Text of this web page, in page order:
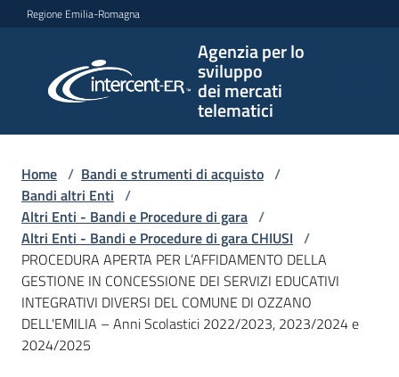
Vai al contenuto
Vai alla navigazione
Vai al footer
Regione Emilia-Romagna
Agenzia per lo
sviluppo
dei mercati
telematici
per lo
sviluppo
telematici
L'Agenzia
Bandi
e
Home / Bandi e strumenti di acquisto /
Bandi altri Enti /
Altri Enti - Bandi e Procedure di gara /
Altri Enti - Bandi e Procedure di gara CHIUSI /
PROCEDURA APERTA PER L’AFFIDAMENTO DELLA
GESTIONE IN CONCESSIONE DEI SERVIZI EDUCATIVI
INTEGRATIVI DIVERSI DEL COMUNE DI OZZANO
DELL'EMILIA – Anni Scolastici 2022/2023, 2023/2024 e
2024/2025